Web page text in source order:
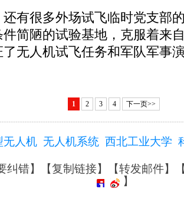
很多外场试飞临时党支部
件简陋的试验基地，克服着来
无人机试飞任务和军队军事
1 2 3 4 下一页>>
无人机 无人机系统 西北工业大学
纠错】【复制链接】【转发邮件】
】